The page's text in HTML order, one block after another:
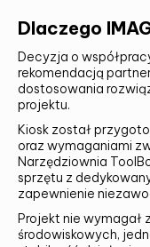
Dlaczego
Decyzja o
rekomendacją
dostosowania
projektu.
Kiosk został
oraz wymaganiami
Narzędziownia
sprzętu z
zapewnienie
Projekt nie
środowiskowych,